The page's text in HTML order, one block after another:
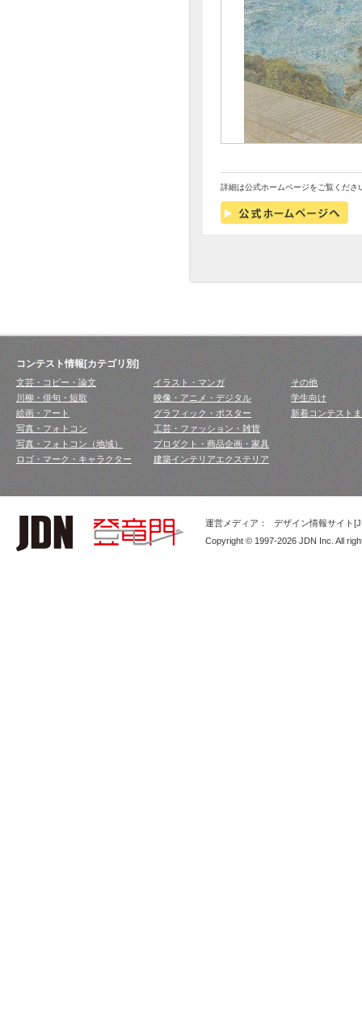
詳細は公式ホームページをご覧くださ
コンテスト情報[カテゴリ別]
文芸・コピー・論文
川柳・俳句・短歌
絵画・アート
写真・フォトコン
写真・フォトコン（地域）
ロゴ・マーク・キャラクター
イラスト・マンガ
映像・アニメ・デジタル
グラフィック・ポスター
工芸・ファッション・雑貨
プロダクト・商品企画・家具
建築インテリアエクステリア
その他
学生向け
新着コンテスト
運営メディア：
デザイン情報サイト
Copyright © 1997-2026 JDN Inc. All